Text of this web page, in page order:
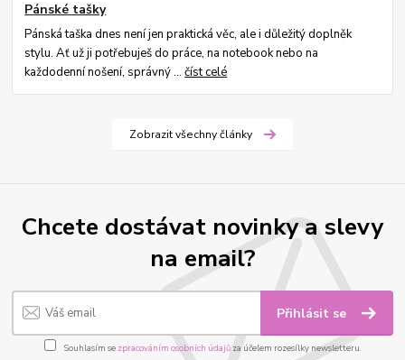
Pánské tašky
Pánská taška dnes není jen praktická věc, ale i důležitý doplněk
stylu. Ať už ji potřebuješ do práce, na notebook nebo na
každodenní nošení, správný ...číst celé
Zobrazit všechny články
Chcete dostávat novinky a slevy
na email?
Přihlásit se
Souhlasím se zpracováním osobních údajůza účelem rozesílky newsletteru.